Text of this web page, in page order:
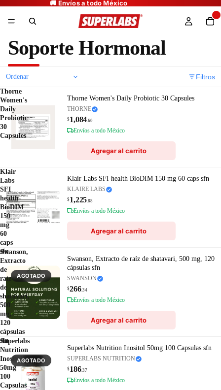
Soporte Hormonal
Filtros
Thorne
Women's
Daily
Probiotic
30
Capsules
Thorne Women's Daily Probiotic 30 Capsules
THORNE
$1,084.60
Envíos a todo México
Agregar al carrito
Klair
Labs
SFI
health
BioDIM
150
mg
60
caps
sfn
Klair Labs SFI health BioDIM 150 mg 60 caps sfn
KLAIRE LABS
$1,225.88
Envíos a todo México
Agregar al carrito
Swanson,
Extracto
de
raíz
de
shatavari,
500
mg,
120
cápsulas
sfn
AGOTADO
Swanson, Extracto de raíz de shatavari, 500 mg, 120
cápsulas sfn
SWANSON
$266.34
Envíos a todo México
Agregar al carrito
Superlabs
Nutrition
Inositol
50mg
100
Capsulas
AGOTADO
Superlabs Nutrition Inositol 50mg 100 Capsulas sfn
SUPERLABS NUTRITION
$186.37
Envíos a todo México